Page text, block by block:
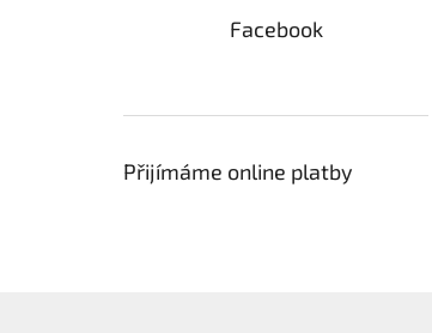
Facebook
Přijímáme online platby